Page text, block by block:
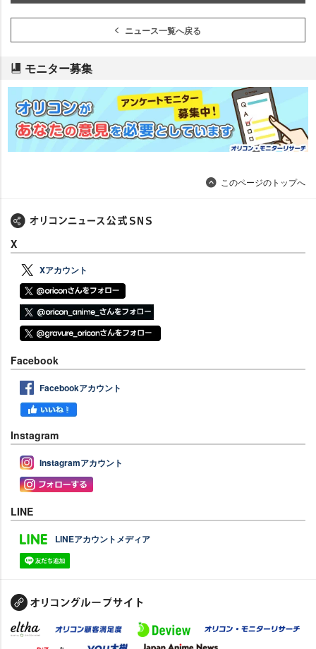
ニュース一覧へ戻る
モニター募集
このページのトップへ
X
Xアカウント
Facebook
Facebookアカウント
Instagram
Instagramアカウント
LINE
LINEアカウントメディア